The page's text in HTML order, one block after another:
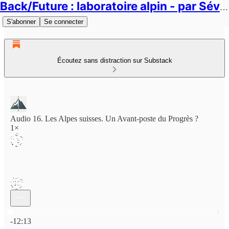
Back/Future : laboratoire alpin - par Séverin Duc
S'abonner Se connecter
Écoutez sans distraction sur Substack
Audio 16. Les Alpes suisses. Un Avant-poste du Progrès ?
1×
-12:13